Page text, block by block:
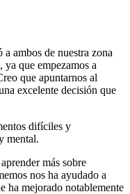
ambos de nuestra zona
que empezamos a
que apuntarnos al
excelente decisión que
difíciles y
mental.
más sobre
nos ha ayudado a
ha mejorado notablemente